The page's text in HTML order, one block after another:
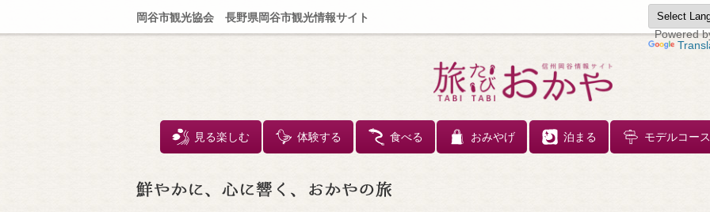
コンテンツへスキップ
見る楽しむ
体験する 食べる おみやげ 泊まる モデルコース
岡谷市観光協会 長野県岡谷市観光情報サイト
Powered